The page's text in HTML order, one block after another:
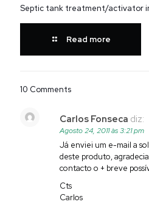
Septic tank treatment/activator
Read more
10 Comments
Carlos Fonseca diz:
Agosto 24, 2011 às 3:21 pm
Já enviei um e-mail a
deste produto,
contacto o + breve
Cts
Carlos